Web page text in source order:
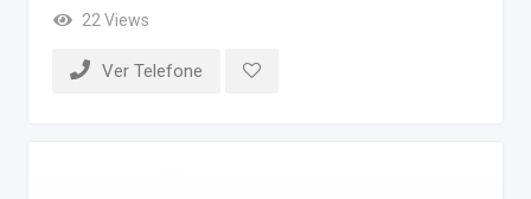
22 Views
Ver Telefone